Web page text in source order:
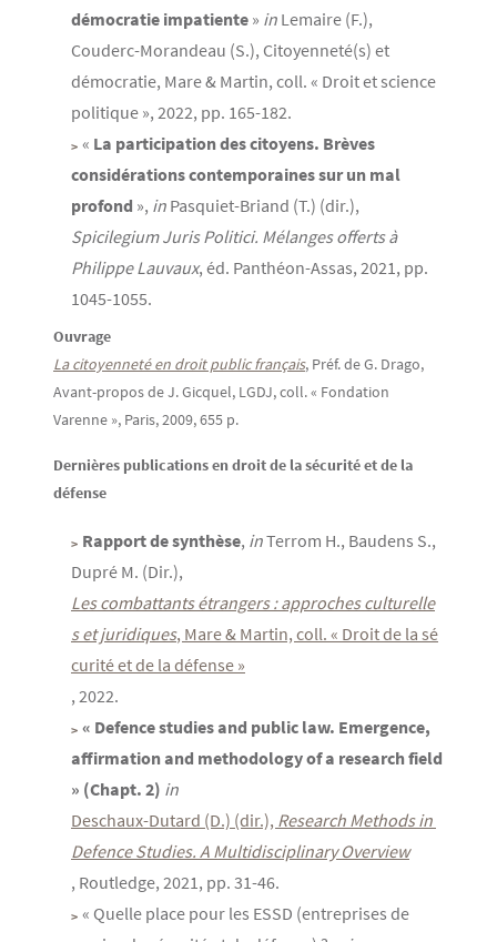
démocratie impatiente » in Lemaire (F.),
Couderc-Morandeau (S.), Citoyenneté(s) et
démocratie, Mare & Martin, coll. « Droit et science
politique », 2022, pp. 165-182.
« La participation des citoyens. Brèves
considérations contemporaines sur un mal
profond », in Pasquiet-Briand (T.) (dir.),
Spicilegium Juris Politici. Mélanges offerts à
Philippe Lauvaux, éd. Panthéon-Assas, 2021, pp.
1045-1055.
Ouvrage
La citoyenneté en droit public français, Préf. de G. Drago,
Avant-propos de J. Gicquel, LGDJ, coll. « Fondation
Varenne », Paris, 2009, 655 p.
Dernières publications en droit de la sécurité et de la
défense
Rapport de synthèse, inTerrom H., Baudens S.,
Dupré M. (Dir.),
Les combattants étrangers : approches culturelle
s et juridiques, Mare & Martin, coll. « Droit de la sé
curité et de la défense »
, 2022.
« Defence studies and public law. Emergence,
affirmation and methodology of a research field
» (Chapt. 2) in
Deschaux-Dutard (D.) (dir.), Research Methods in
Defence Studies. A Multidisciplinary Overview
, Routledge, 2021, pp. 31-46.
« Quelle place pour les ESSD (entreprises de